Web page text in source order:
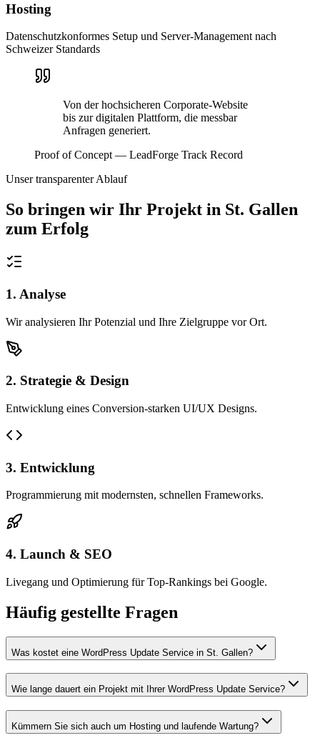
Hosting
Datenschutzkonformes Setup und Server-Management nach
Schweizer Standards
Von der hochsicheren Corporate-Website
bis zur digitalen Plattform, die messbar
Anfragen generiert.
Proof of Concept — LeadForge Track Record
Unser transparenter Ablauf
So bringen wir Ihr Projekt in St. Gallen
zum Erfolg
1. Analyse
Wir analysieren Ihr Potenzial und Ihre Zielgruppe vor Ort.
2. Strategie & Design
Entwicklung eines Conversion-starken UI/UX Designs.
3. Entwicklung
Programmierung mit modernsten, schnellen Frameworks.
4. Launch & SEO
Livegang und Optimierung für Top-Rankings bei Google.
Häufig gestellte Fragen
Was kostet eine WordPress Update Service in St. Gallen?
Wie lange dauert ein Projekt mit Ihrer WordPress Update Service?
Kümmern Sie sich auch um Hosting und laufende Wartung?